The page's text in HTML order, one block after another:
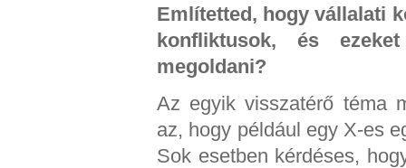
Említetted, hogy vállalati
konfliktusok, és
megoldani?
Az egyik visszatérő téma
az, hogy például egy X-es
Sok esetben kérdéses,